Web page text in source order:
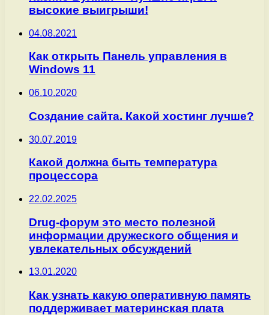
высокие выигрыши!
04.08.2021
Как открыть Панель управления в
Windows 11
06.10.2020
Создание сайта. Какой хостинг лучше?
30.07.2019
Какой должна быть температура
процессора
22.02.2025
Drug-форум это место полезной
информации дружеского общения и
увлекательных обсуждений
13.01.2020
Как узнать какую оперативную память
поддерживает материнская плата